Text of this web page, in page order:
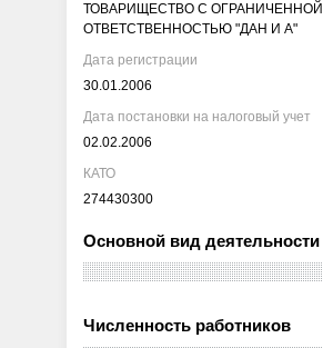
ТОВАРИЩЕСТВО С ОГРАНИЧЕННОЙ
ОТВЕТСТВЕННОСТЬЮ "ДАН И А"
Дата регистрации
30.01.2006
Дата постановки на налоговый учет
02.02.2006
КАТО
274430300
Основной вид деятельности
Численность работников